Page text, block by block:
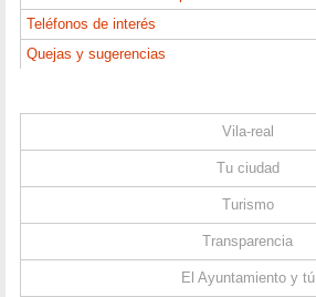
Teléfonos de interés
Quejas y sugerencias
Vila-real
Tu ciudad
Turismo
Transparencia
El Ayuntamiento y tú